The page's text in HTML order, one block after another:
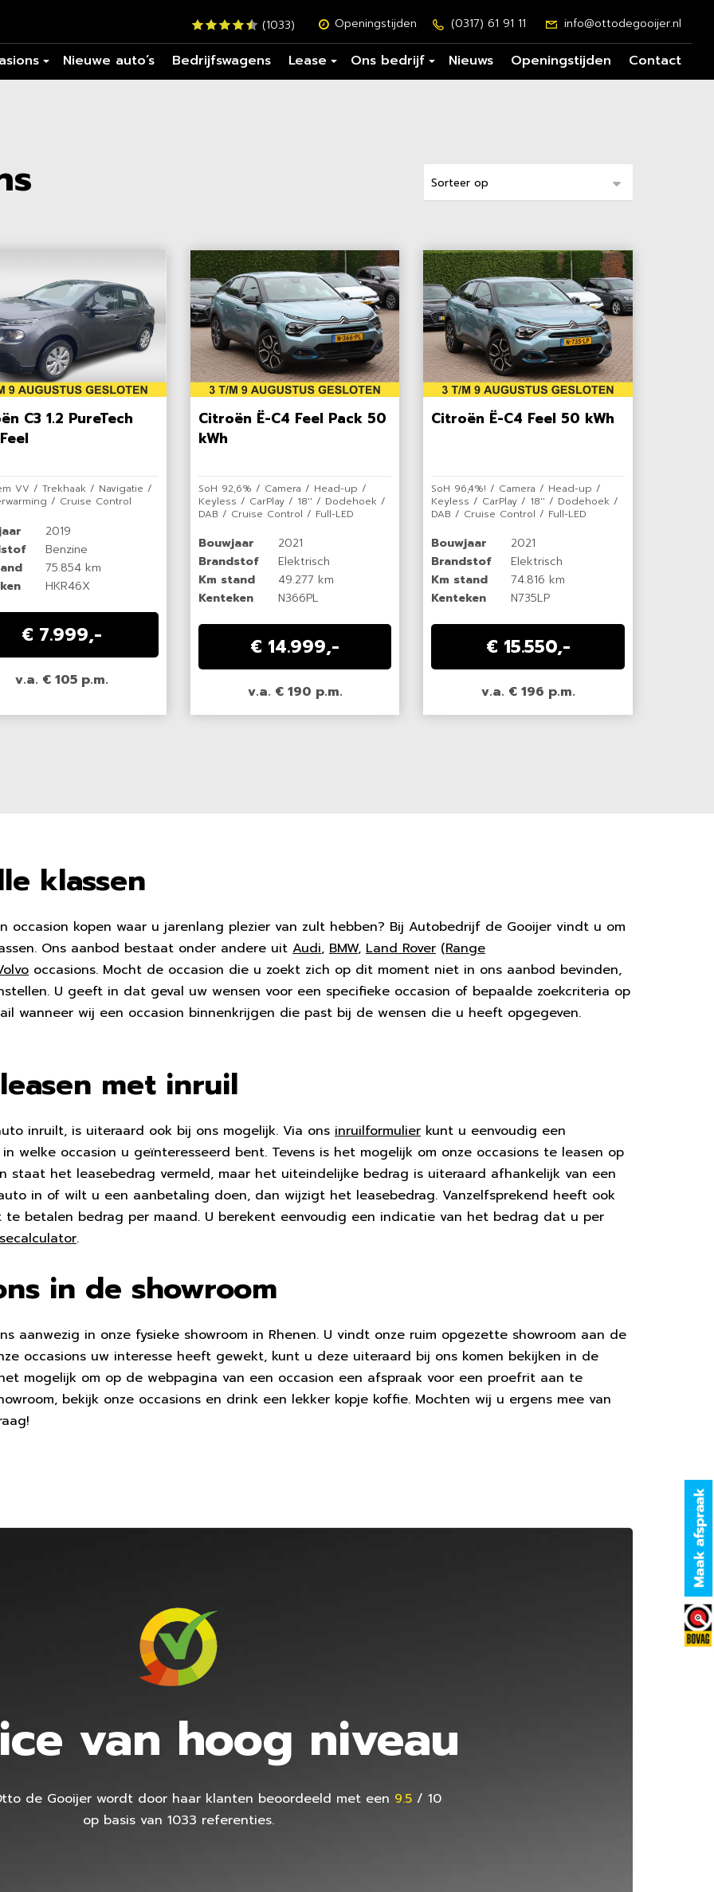
(1033) Openingstijden (0317) 61 91 11 info@ottodegooijer.nl
Nieuwe auto’s Bedrijfswagens Lease Ons bedrijf Nieuws Openingstijden Contact
C3 1.2 PureTech
VV / Trekhaak / Navigatie /
/ Cruise Control
2019
Benzine
75.854 km
HKR46X
€ 7.999,-
v.a. € 105 p.m.
Citroën Ë-C4 Feel Pack 50
kWh
SoH 92,6% / Camera / Head-up /
Keyless / CarPlay / 18'' / Dodehoek /
DAB / Cruise Control / Full-LED
Bouwjaar
2021
Brandstof
Elektrisch
Km stand
49.277 km
Kenteken
N366PL
€ 14.999,-
v.a. € 190 p.m.
Citroën Ë-C4 Feel 50 kWh
SoH 96,4%! / Camera / Head-up /
Keyless / CarPlay / 18'' / Dodehoek /
DAB / Cruise Control / Full-LED
Bouwjaar
2021
Brandstof
Elektrisch
Km stand
74.816 km
Kenteken
N735LP
€ 15.550,-
v.a. € 196 p.m.
klassen
kopen waar u jarenlang plezier van zult hebben? Bij Autobedrijf de Gooijer vindt u om
Ons aanbod bestaat onder andere uit Audi, BMW, Land Rover (Range
occasions. Mocht de occasion die u zoekt zich op dit moment niet in ons aanbod bevinden,
U geeft in dat geval uw wensen voor een specifieke occasion of bepaalde zoekcriteria op
wanneer wij een occasion binnenkrijgen die past bij de wensen die u heeft opgegeven.
met inruil
inruilt, is uiteraard ook bij ons mogelijk. Via ons inruilformulier kunt u eenvoudig een
welke occasion u geïnteresseerd bent. Tevens is het mogelijk om onze occasions te leasen op
staat het leasebedrag vermeld, maar het uiteindelijke bedrag is uiteraard afhankelijk van een
in of wilt u een aanbetaling doen, dan wijzigt het leasebedrag. Vanzelfsprekend heeft ook
betalen bedrag per maand. U berekent eenvoudig een indicatie van het bedrag dat u per
.
in de showroom
aanwezig in onze fysieke showroom in Rhenen. U vindt onze ruim opgezette showroom aan de
occasions uw interesse heeft gewekt, kunt u deze uiteraard bij ons komen bekijken in de
mogelijk om op de webpagina van een occasion een afspraak voor een proefrit aan te
bekijk onze occasions en drink een lekker kopje koffie. Mochten wij u ergens mee van
van hoog niveau
de Gooijerwordt door haar klanten beoordeeld met een 9.5/ 10
op basis van 1033 referenties.